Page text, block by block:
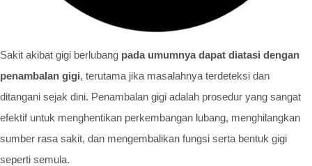
Sakit akibat gigi berlubang pada umumnya dapat diatasi dengan
penambalan gigi, terutama jika masalahnya terdeteksi dan
ditangani sejak dini. Penambalan gigi adalah prosedur yang sangat
efektif untuk menghentikan perkembangan lubang, menghilangkan
sumber rasa sakit, dan mengembalikan fungsi serta bentuk gigi
seperti semula.